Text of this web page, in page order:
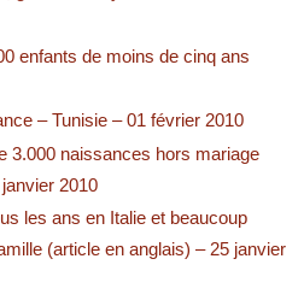
enfants de moins de cinq ans
– Tunisie – 01 février 2010
3.000 naissances hors mariage
2010
les ans en Italie et beaucoup
(article en anglais) – 25 janvier